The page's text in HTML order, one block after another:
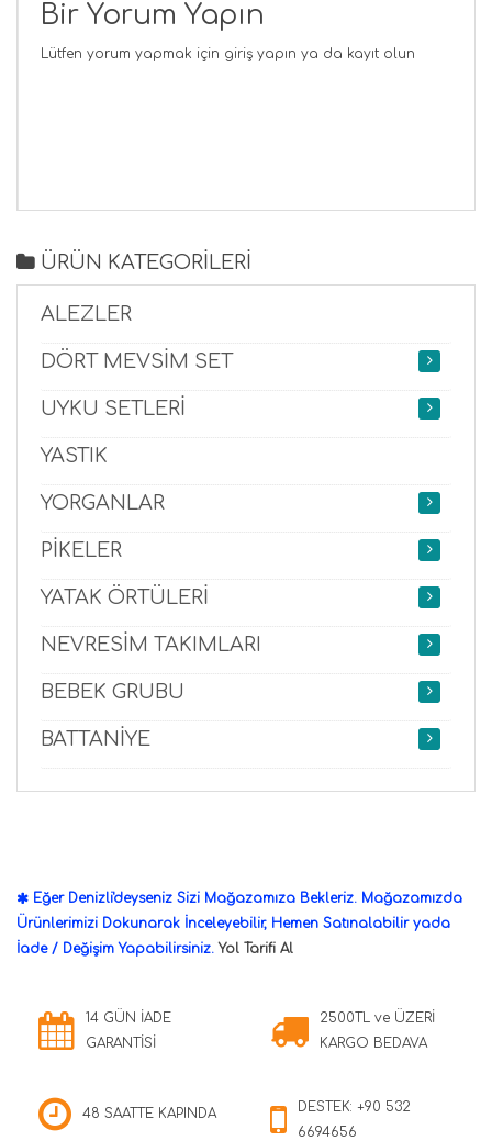
Bir Yorum Yapın
Lütfen yorum yapmak için giriş yapın ya da kayıt olun
ÜRÜN KATEGORİLERİ
ALEZLER
DÖRT MEVSİM SET
UYKU SETLERİ
YASTIK
YORGANLAR
PİKELER
YATAK ÖRTÜLERİ
NEVRESİM TAKIMLARI
BEBEK GRUBU
BATTANİYE
Eğer Denizli'deyseniz Sizi Mağazamıza Bekleriz. Mağazamızda
Ürünlerimizi Dokunarak İnceleyebilir, Hemen Satınalabilir yada
İade / Değişim Yapabilirsiniz.Yol Tarifi Al
14 GÜN İADE
GARANTİSİ
2500TL ve ÜZERİ
KARGO BEDAVA
48 SAATTE KAPINDA
DESTEK: +90 532
6694656